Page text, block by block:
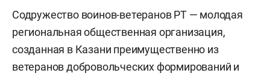
Содружество воинов-ветеранов РТ — молодая
региональная общественная организация,
созданная в Казани преимущественно из
ветеранов добровольческих формирований и